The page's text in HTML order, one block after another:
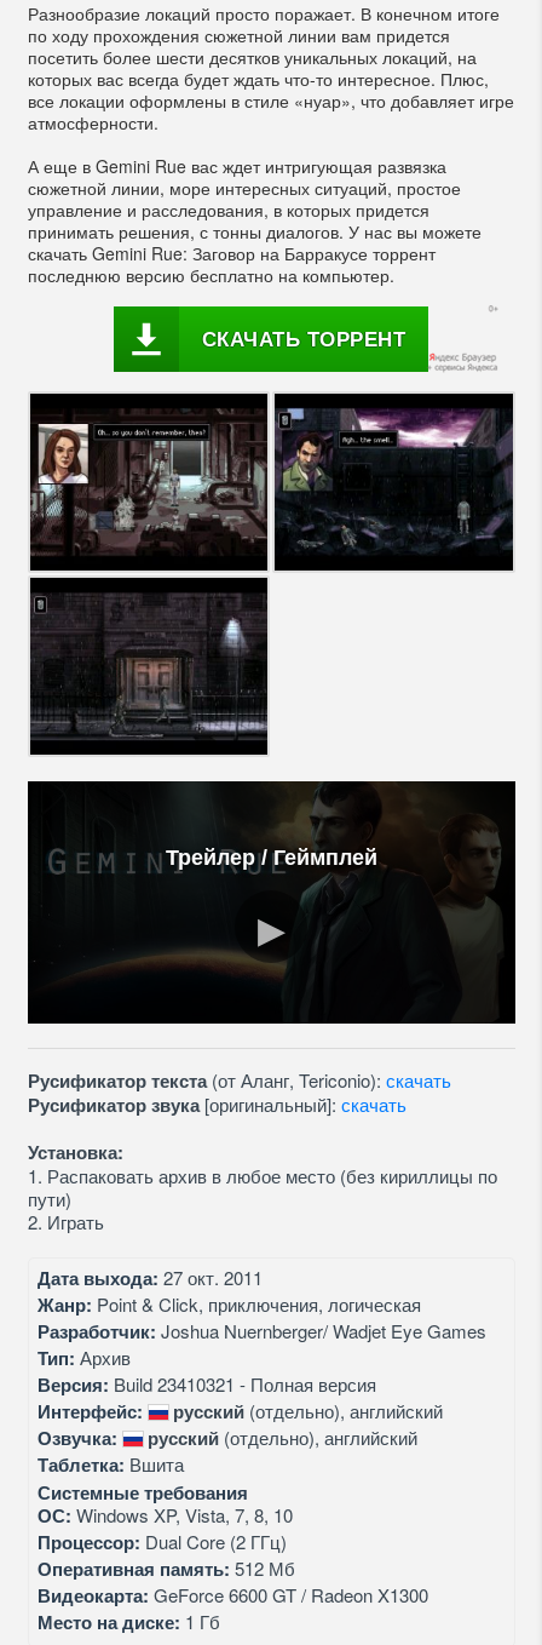
Разнообразие локаций просто поражает. В конечном итоге
по ходу прохождения сюжетной линии вам придется
посетить более шести десятков уникальных локаций, на
которых вас всегда будет ждать что-то интересное. Плюс,
все локации оформлены в стиле «нуар», что добавляет игре
атмосферности.
А еще в Gemini Rue вас ждет интригующая развязка
сюжетной линии, море интересных ситуаций, простое
управление и расследования, в которых придется
принимать решения, с тонны диалогов. У нас вы можете
скачать Gemini Rue: Заговор на Барракусе торрент
последнюю версию бесплатно на компьютер.
СКАЧАТЬ ТОРРЕНТ
Трейлер / Геймплей
Русификатор текста(от Аланг, Tericonio): скачать
Русификатор звука[оригинальный]: скачать
Установка:
1. Распаковать архив в любое место (без кириллицы по
пути)
2. Играть
Дата выхода: 27 окт. 2011
Жанр: Point & Click, приключения, логическая
Разработчик: Joshua Nuernberger/ Wadjet Eye Games
Тип: Архив
Версия: Build 23410321 - Полная версия
Интерфейс: русский(отдельно), английский
Озвучка: русский(отдельно), английский
Таблетка: Вшита
Системные требования
ОС: Windows XP, Vista, 7, 8, 10
Процессор: Dual Core (2 ГГц)
Оперативная память: 512 Мб
Видеокарта: GeForce 6600 GT / Radeon X1300
Место на диске: 1 Гб